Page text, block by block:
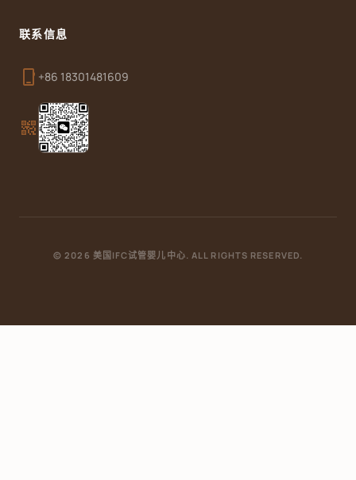
联系信息
phone_iphone +86 18301481609
qr_code_2
© 2026 美国IFC试管婴儿中心. ALL RIGHTS RESERVED.